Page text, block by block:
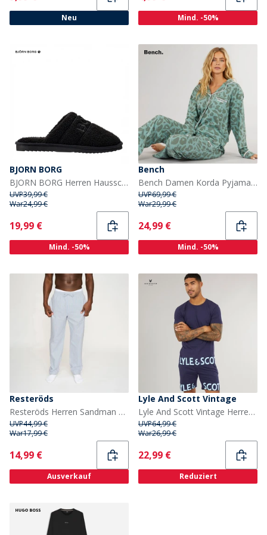
Neu Mind. -50%
BJORN BORG
BJORN BORG Herren Hausschuh Pantoffeln Black Beauty
UVP39,99 €
War24,99 €
Current
19,99 €
Mind. -50%
Bench
Bench Damen Korda Pyjama Dunkel Salbei Leopard
UVP69,99 €
War29,99 €
Current
24,99 €
Mind. -50%
Resteröds
Resteröds Herren Sandman By Pyjamahose Blau
UVP44,99 €
War17,99 €
Current
14,99 €
Ausverkauf
Lyle And Scott Vintage
Lyle And Scott Vintage Herren Carter T Shirt Und Shorts Set Peacoat
UVP64,99 €
War26,99 €
Current
22,99 €
Reduziert